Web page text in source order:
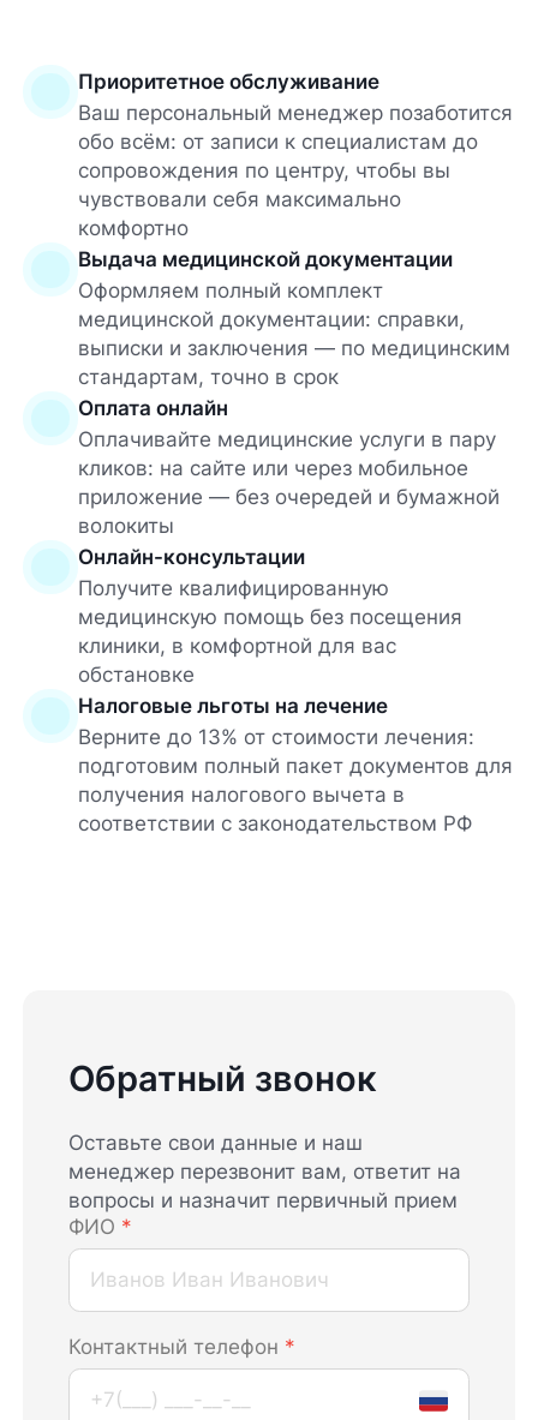
Приоритетное обслуживание
Ваш персональный менеджер позаботится
обо всём: от записи к специалистам до
сопровождения по центру, чтобы вы
чувствовали себя максимально
комфортно
Выдача медицинской документации
Оформляем полный комплект
медицинской документации: справки,
выписки и заключения — по медицинским
стандартам, точно в срок
Оплата онлайн
Оплачивайте медицинские услуги в пару
кликов: на сайте или через мобильное
приложение — без очередей и бумажной
волокиты
Онлайн-консультации
Получите квалифицированную
медицинскую помощь без посещения
клиники, в комфортной для вас
обстановке
Налоговые льготы на лечение
Верните до 13% от стоимости лечения:
подготовим полный пакет документов для
получения налогового вычета в
соответствии с законодательством РФ
Обратный звонок
Оставьте свои данные и наш
менеджер перезвонит вам, ответит на
вопросы и назначит первичный прием
ФИО *
Контактный телефон *